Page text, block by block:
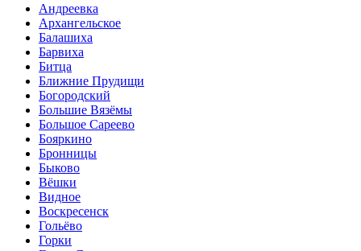
Андреевка
Архангельское
Балашиха
Барвиха
Битца
Ближние Прудищи
Богородский
Большие Вязёмы
Большое Сареево
Бояркино
Бронницы
Быково
Вёшки
Видное
Воскресенск
Гольёво
Горки